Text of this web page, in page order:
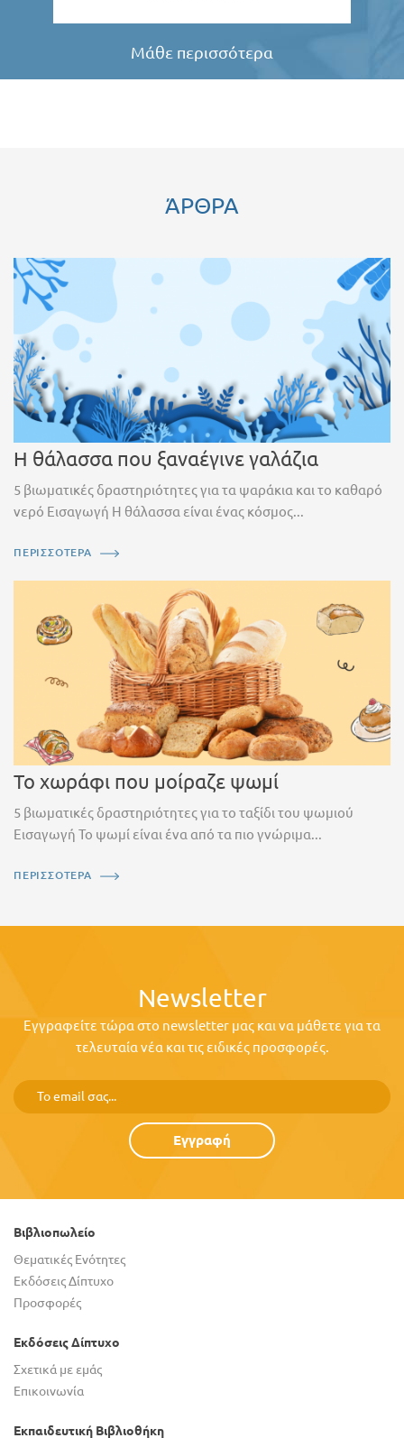
Μάθε περισσότερα
ΆΡΘΡΑ
Η θάλασσα που ξαναέγινε γαλάζια
5 βιωματικές δραστηριότητες για τα ψαράκια και το καθαρό
νερό Εισαγωγή Η θάλασσα είναι ένας κόσμος...
ΠΕΡΙΣΣΟΤΕΡΑ
Το χωράφι που μοίραζε ψωμί
5 βιωματικές δραστηριότητες για το ταξίδι του ψωμιού
Εισαγωγή Το ψωμί είναι ένα από τα πιο γνώριμα...
ΠΕΡΙΣΣΟΤΕΡΑ
Newsletter
Εγγραφείτε τώρα στο newsletter μας και να μάθετε για τα
τελευταία νέα και τις ειδικές προσφορές.
Εγγραφή
Βιβλιοπωλείο
Θεματικές Ενότητες
Εκδόσεις Δίπτυχο
Προσφορές
Εκδόσεις Δίπτυχο
Σχετικά με εμάς
Επικοινωνία
Εκπαιδευτική Βιβλιοθήκη